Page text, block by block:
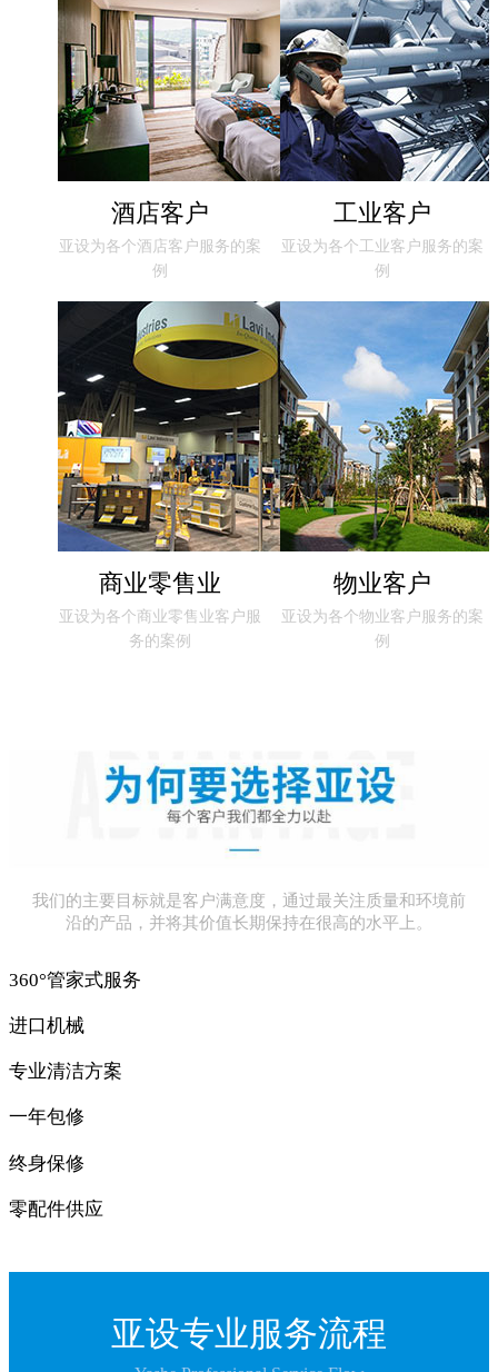
酒店客户
亚设为各个酒店客户服务的案
例
工业客户
亚设为各个工业客户服务的案
例
商业零售业
亚设为各个商业零售业客户服
务的案例
物业客户
亚设为各个物业客户服务的案
例
我们的主要目标就是客户满意度，通过最关注质量和环境前
沿的产品，并将其价值长期保持在很高的水平上。
360°管家式服务
进口机械
专业清洁方案
一年包修
终身保修
零配件供应
亚设专业服务流程